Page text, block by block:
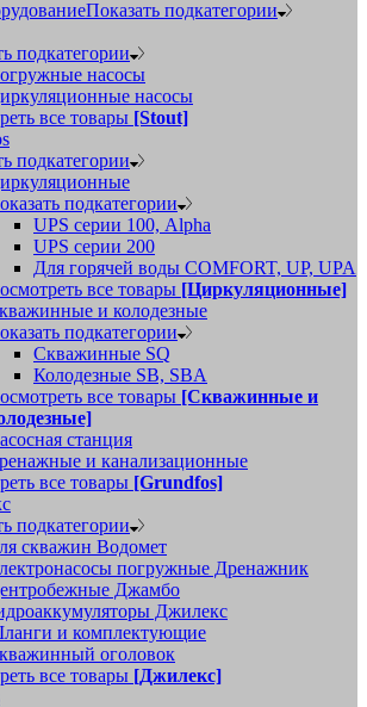
Показать подкатегории
подкатегории
насосы
насосы
все товары [Stout]
подкатегории
подкатегории
UPS серии 100, Alpha
UPS серии 200
Для горячей воды COMFORT, UP, UPA
все товары [Циркуляционные]
и колодезные
подкатегории
Скважинные SQ
Колодезные SB, SBA
все товары [Скважинные и
станция
и канализационные
все товары [Grundfos]
подкатегории
скважин Водомет
погружные Дренажник
Джамбо
Джилекс
и комплектующие
оголовок
все товары [Джилекс]